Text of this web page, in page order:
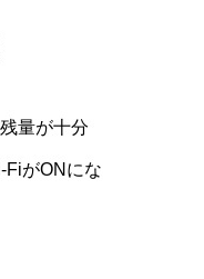
量が十分
FiがONにな